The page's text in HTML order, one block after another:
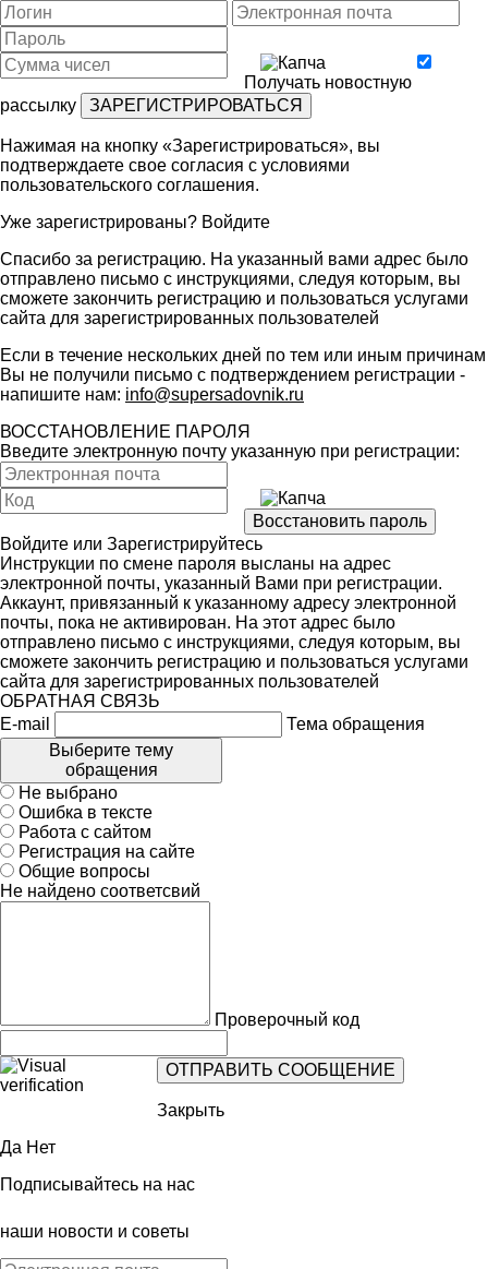
Получать новостную
рассылку
Нажимая на кнопку «Зарегистрироваться», вы
подтверждаете свое согласия с условиями
пользовательского соглашения.
Уже зарегистрированы? Войдите
Спасибо за регистрацию. На указанный вами адрес было
отправлено письмо с инструкциями, следуя которым, вы
сможете закончить регистрацию и пользоваться услугами
сайта для зарегистрированных пользователей
Если в течение нескольких дней по тем или иным причинам
Вы не получили письмо с подтверждением регистрации -
напишите нам: info@supersadovnik.ru
ВОССТАНОВЛЕНИЕ ПАРОЛЯ
Введите электронную почту указанную при регистрации:
Войдите или Зарегистрируйтесь
Инструкции по смене пароля высланы на адрес
электронной почты, указанный Вами при регистрации.
Аккаунт, привязанный к указанному адресу электронной
почты, пока не активирован. На этот адрес было
отправлено письмо с инструкциями, следуя которым, вы
сможете закончить регистрацию и пользоваться услугами
сайта для зарегистрированных пользователей
ОБРАТНАЯ СВЯЗЬ
E-mail
Тема обращения
Выберите тему
обращения
Не выбрано
Ошибка в тексте
Работа с сайтом
Регистрация на сайте
Общие вопросы
Не найдено соответсвий
Проверочный код
Закрыть
Да Нет
Подписывайтесь на нас
наши новости и советы